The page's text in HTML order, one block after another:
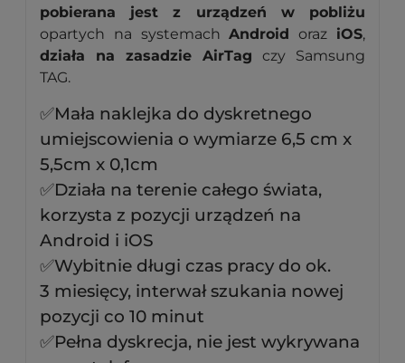
pobierana jest z urządzeń w pobliżu
opartych na systemachAndroid oraz iOS,
działa na zasadzie AirTag czy Samsung
TAG.
✅Mała naklejka do dyskretnego
umiejscowienia o wymiarze 6,5 cm x
5,5cm x 0,1cm
✅Działa na terenie całego świata,
korzysta z pozycji urządzeń na
Android i iOS
✅Wybitnie długi czas pracy do ok.
3 miesięcy, interwał szukania nowej
pozycji co 10 minut
✅Pełna dyskrecja, nie jest wykrywana